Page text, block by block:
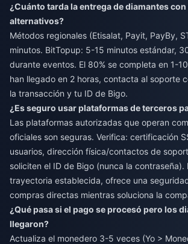
¿Cuánto tarda la entrega de diamantes
alternativos?
Métodos regionales (Etisalat, Payit, PayBy,
minutos. BitTopup: 5-15 minutos estándar,
durante eventos. El 80% se completa en 1-
han llegado en 2 horas, contacta al soporte
la transacción y tu ID de Bigo.
¿Es seguro usar plataformas de terceros
Las plataformas autorizadas que operan
oficiales son seguras. Verifica: certificación
usuarios, dirección física/contactos de
soliciten el ID de Bigo (nunca la contraseña).
trayectoria establecida, ofrece una
compras directas mientras soluciona la
¿Qué pasa si el pago se procesó pero los
llegaron?
Actualiza el monedero 3-5 veces (Yo >